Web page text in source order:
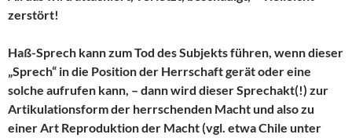
zerstört!
Haß-Sprech kann zum Tod des Subjekts führen, wenn dieser
„Sprech“ in die Position der Herrschaft gerät oder eine
solche aufrufen kann, – dann wird dieser Sprechakt(!) zur
Artikulationsform der herrschenden Macht und also zu
einer Art Reproduktion der Macht (vgl. etwa Chile unter